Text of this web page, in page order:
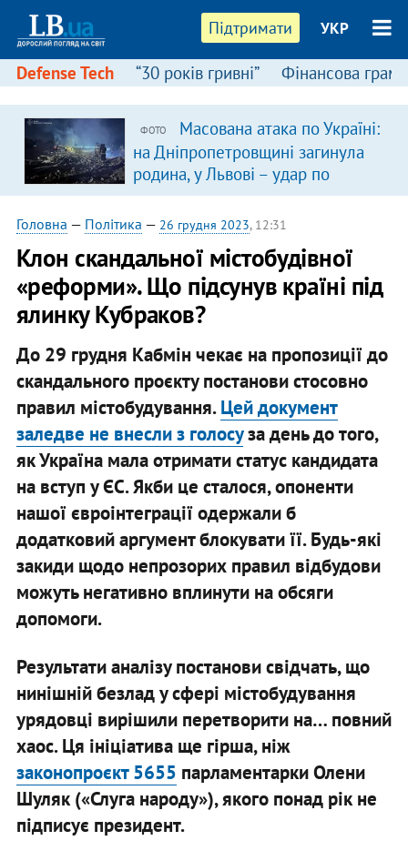
Підтримати УКР
Defense Tech “30 років гривні” Фінансова
ФОТО
Масована атака по Україні:
на Дніпропетровщині загинула
родина, у Львові – удар по
багатоповерхівках
(доповнюється)
Головна — Політика — 26 грудня 2023, 12:31
Клон скандальної містобудівної
«реформи». Що підсунув країні під
ялинку Кубраков?
До 29 грудня Кабмін чекає на пропозиції до
скандального проєкту постанови стосовно
правил містобудування.Цей документ
заледве не внесли з голосуза день до того,
як Україна мала отримати статус кандидата
на вступ у ЄС. Якби це сталося, опоненти
нашої євроінтеграції одержали б
додатковий аргумент блокувати її. Будь-які
закиди щодо непрозорих правил відбудови
можуть негативно вплинути на обсяги
допомоги.
Результати аналізу постанови свідчать, що
нинішній безлад у сфері містобудування
урядовці вирішили перетворити на… повний
хаос. Ця ініціатива ще гірша, ніж
законопроєкт 5655 парламентарки Олени
Шуляк («Слуга народу»), якого понад рік не
підписує президент.